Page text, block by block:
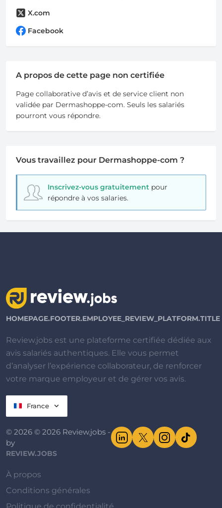
X.com
Facebook
A propos de cette page non certifiée
Page collaborative d’avis et de service client non
validée par Dermashoppe-com. Seuls les salariés
pourront vous répondre.
Vous travaillez pour Dermashoppe-com ?
Inscrivez-vous gratuitementpour
répondre à vos salaries.
HOMEPAGE.FOOTER.EMPLOYEE_REVIEW_PLATFORM.TITLE
Review.jobs est une plateforme certifiée dédiée aux
avis salariés authentiques. Elle vous permet
d’analyser l’expérience collaborateur, de renforcer
votre marque employeur et de gérer vos avis.
France
© 2026 © 2026 Review.jobs -
by
REVIEW.JOBS
À propos
Conditions générales